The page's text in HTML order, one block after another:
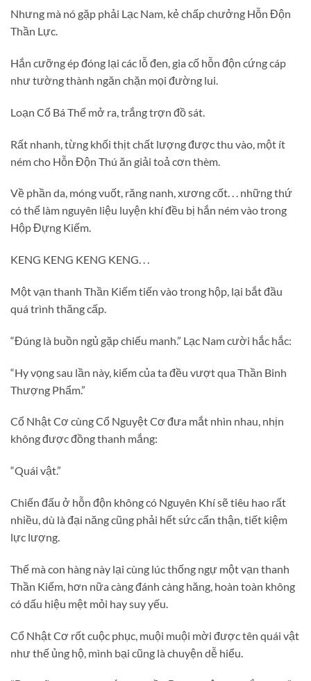
Nhưng mà nó gặp phải Lạc Nam, kẻ chấp chưởng Hỗn Độn
Thần Lực.
Hắn cưỡng ép đóng lại các lỗ đen, gia cố hỗn độn cứng cáp
như tường thành ngăn chặn mọi đường lui.
Loạn Cổ Bá Thế mở ra, trắng trợn đồ sát.
Rất nhanh, từng khối thịt chất lượng được thu vào, một ít
ném cho Hỗn Độn Thú ăn giải toả cơn thèm.
Về phần da, móng vuốt, răng nanh, xương cốt. . . những thứ
có thể làm nguyên liệu luyện khí đều bị hắn ném vào trong
Hộp Đựng Kiếm.
KENG KENG KENG KENG. . .
Một vạn thanh Thần Kiếm tiến vào trong hộp, lại bắt đầu
quá trình thăng cấp.
“Đúng là buồn ngủ gặp chiếu manh.” Lạc Nam cười hắc hắc:
“Hy vọng sau lần này, kiếm của ta đều vượt qua Thần Binh
Thượng Phẩm.”
Cổ Nhật Cơ cùng Cổ Nguyệt Cơ đưa mắt nhìn nhau, nhịn
không được đồng thanh mắng:
“Quái vật.”
Chiến đấu ở hỗn độn không có Nguyên Khí sẽ tiêu hao rất
nhiều, dù là đại năng cũng phải hết sức cẩn thận, tiết kiệm
lực lượng.
Thế mà con hàng này lại cùng lúc thống ngự một vạn thanh
Thần Kiếm, hơn nữa càng đánh càng hăng, hoàn toàn không
có dấu hiệu mệt mỏi hay suy yếu.
Cổ Nhật Cơ rốt cuộc phục, muội muội mời được tên quái vật
như thế ủng hộ, mình bại cũng là chuyện dễ hiểu.